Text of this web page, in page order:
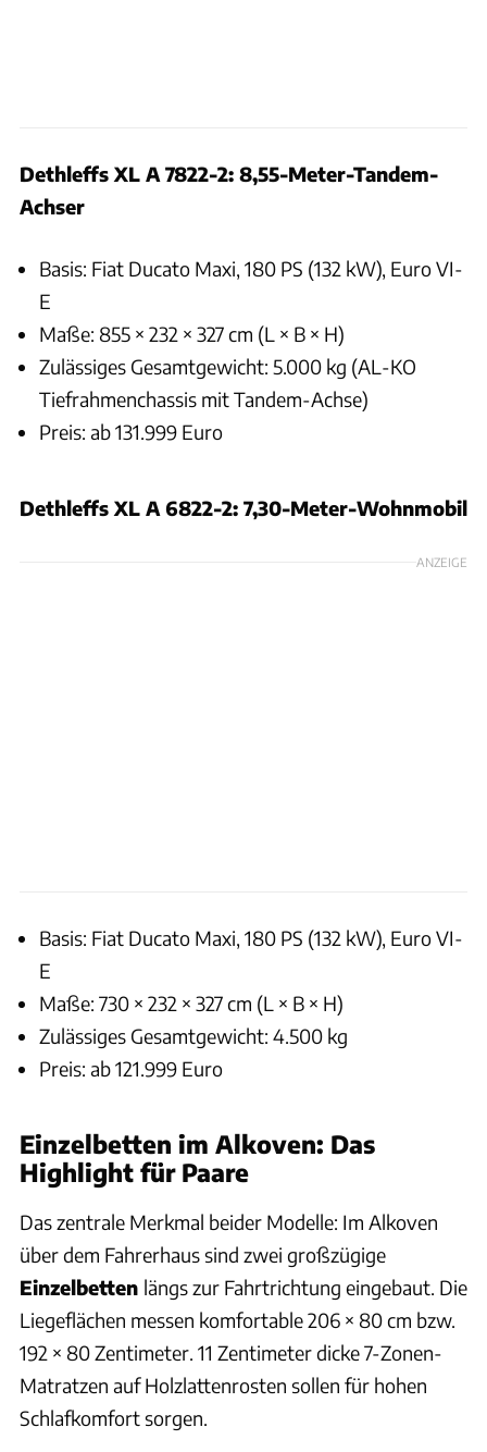
Dethleffs XL A 7822-2: 8,55-Meter-Tandem-
Achser
Basis: Fiat Ducato Maxi, 180 PS (132 kW), Euro VI-
E
Maße: 855 × 232 × 327 cm (L × B × H)
Zulässiges Gesamtgewicht: 5.000 kg (AL-KO
Tiefrahmenchassis mit Tandem-Achse)
Preis: ab 131.999 Euro
Dethleffs XL A 6822-2: 7,30-Meter-Wohnmobil
ANZEIGE
Basis: Fiat Ducato Maxi, 180 PS (132 kW), Euro VI-
E
Maße: 730 × 232 × 327 cm (L × B × H)
Zulässiges Gesamtgewicht: 4.500 kg
Preis: ab 121.999 Euro
Einzelbetten im Alkoven: Das
Highlight für Paare
Das zentrale Merkmal beider Modelle: Im Alkoven
über dem Fahrerhaus sind zwei großzügige
Einzelbetten längs zur Fahrtrichtung eingebaut. Die
Liegeflächen messen komfortable 206 × 80 cm bzw.
192 × 80 Zentimeter. 11 Zentimeter dicke 7-Zonen-
Matratzen auf Holzlattenrosten sollen für hohen
Schlafkomfort sorgen.